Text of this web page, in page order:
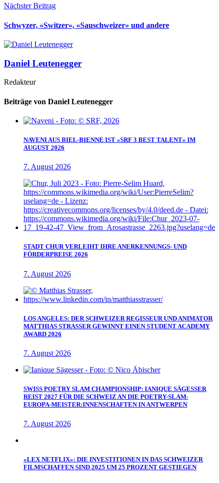
Nächster Beitrag
Schwyzer, «Switzer», «Sauschweizer» und andere
Daniel Leutenegger
Redakteur
Beiträge von Daniel Leutenegger
NAVENI AUS BIEL-BIENNE IST «SRF 3 BEST TALENT» IM
AUGUST 2026
7. August 2026
STADT CHUR VERLEIHT IHRE ANERKENNUNGS- UND
FÖRDERPREISE 2026
7. August 2026
LOS ANGELES: DER SCHWEIZER REGISSEUR UND ANIMATOR
MATTHIAS STRASSER GEWINNT EINEN STUDENT ACADEMY
AWARD 2026
7. August 2026
SWISS POETRY SLAM CHAMPIONSHIP: IANIQUE SÄGESSER
REIST 2027 FÜR DIE SCHWEIZ AN DIE POETRY-SLAM-
EUROPA-MEISTER:INNENSCHAFTEN IN ANTWERPEN
7. August 2026
«LEX NETFLIX»: DIE INVESTITIONEN IN DAS SCHWEIZER
FILMSCHAFFEN SIND 2025 UM 25 PROZENT GESTIEGEN